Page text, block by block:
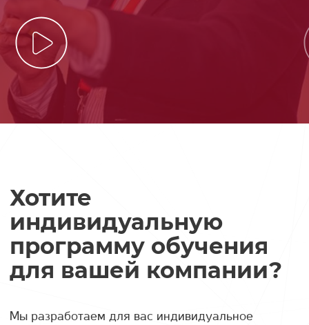
Хотите
индивидуальную
программу обучения
для вашей компании?
Мы разработаем для вас индивидуальное